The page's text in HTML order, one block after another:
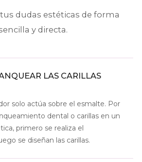
dudas estéticas de forma
y directa.
LAS CARILLAS
solo actúa sobre el esmalte. Por
dental o carillas en un
primero se realiza el
se diseñan las carillas.